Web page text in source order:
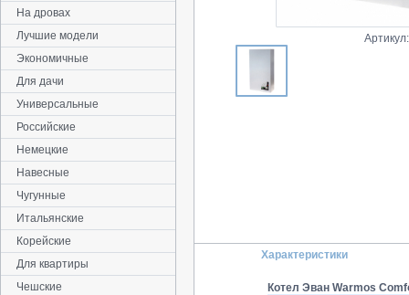
Характеристики
Котел Эван Warmos
На дровах
Лучшие модели
Экономичные
Для дачи
Универсальные
Российские
Немецкие
Навесные
Чугунные
Итальянские
Корейские
Для квартиры
Чешские